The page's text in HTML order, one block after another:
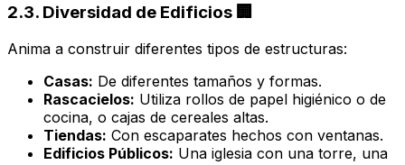
2.3. Diversidad de Edificios 🏢
Anima a construir diferentes tipos de estructuras:
Casas: De diferentes tamaños y formas.
Rascacielos: Utiliza rollos de papel higiénico o de
cocina, o cajas de cereales altas.
Tiendas: Con escaparates hechos con ventanas.
Edificios Públicos: Una iglesia con una torre, una